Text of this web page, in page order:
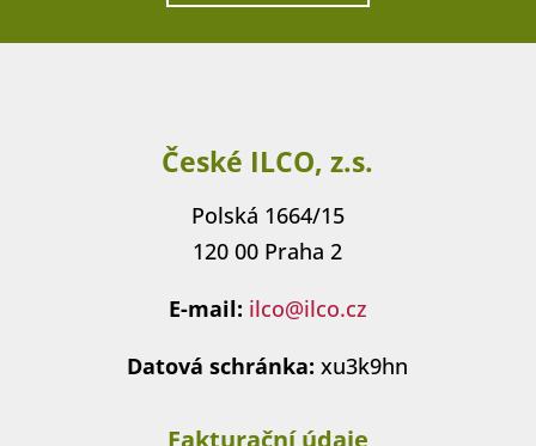
České ILCO, z.s.
Polská 1664/15
120 00 Praha 2
E-mail: ilco@ilco.cz
Datová schránka: xu3k9hn
Fakturační údaje